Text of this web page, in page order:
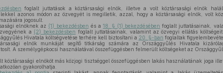
foglalt juttatások a köztársasági elnök, illetve a volt köztársasági elnök
azonos módon az özvegyét is megilletik, azzal, hogy a köztársasági elnök, volt
jogosult.
elnöknek az (1) bekezdésben és a 18. § (1) bekezdésében foglalt juttatásainak,
a (2) bekezdésben foglalt juttatásainak, valamint az özvegyi ellátás
Hivatala költségvetése terhére kell biztosítani a 20. §-ban foglaltak
elnök munkáját segítő titkárság számára az Országgyűlés Hivatala
A személygépkocsi használatával összefüggésben felmerült költségeket az
köztársasági elnököt más közjogi tisztséggel összefüggésben lakás használatának joga
gyakorolhatja.